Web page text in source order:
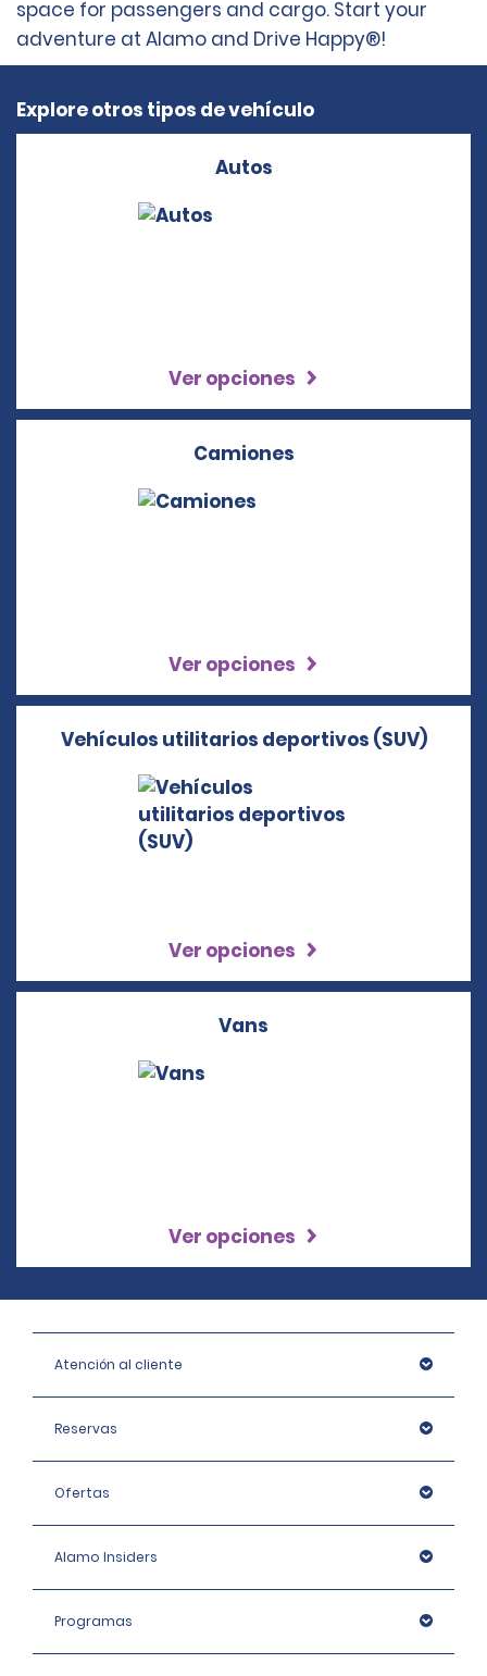
space for passengers and cargo. Start your
adventure at Alamo and Drive Happy®!
Explore otros tipos de vehículo
Autos
Ver opciones
Camiones
Ver opciones
Vehículos utilitarios deportivos (SUV)
Ver opciones
Vans
Ver opciones
Atención al cliente
Reservas
Ofertas
Alamo Insiders
Programas